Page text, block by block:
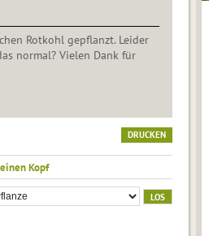
Rotkohl gepflanzt. Leider
normal? Vielen Dank für
DRUCKEN
Kopf